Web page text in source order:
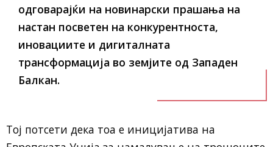
одговарајќи на новинарски прашања на
настан посветен на конкурентноста,
иновациите и дигиталната
трансформација во земјите од Западен
Балкан.
Тој потсети дека тоа е иницијатива на